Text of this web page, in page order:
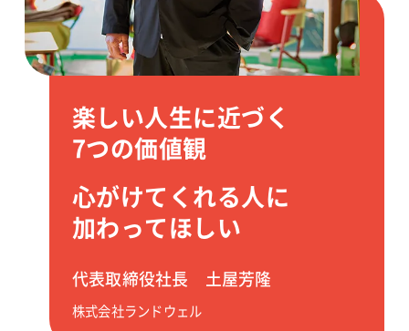
楽しい人生に近づく
7つの価値観
心がけてくれる人に
加わってほしい
代表取締役社長 土屋芳隆
株式会社ランドウェル